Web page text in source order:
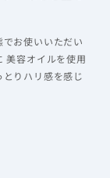
お使いいただい
美容オイルを使用
りハリ感を感じ